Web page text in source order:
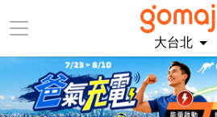
大台北